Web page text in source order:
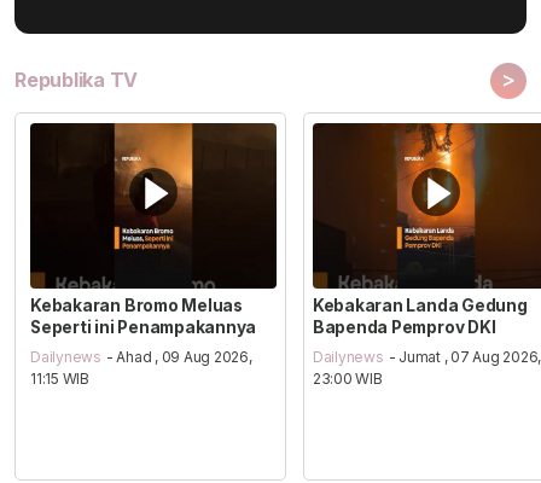
Republika TV >
Kebakaran Bromo Meluas
Seperti ini Penampakannya
Dailynews - Ahad , 09 Aug 2026,
11:15 WIB
Kebakaran Landa Gedung
Bapenda Pemprov DKI
Dailynews - Jumat , 07 Aug 2026,
23:00 WIB